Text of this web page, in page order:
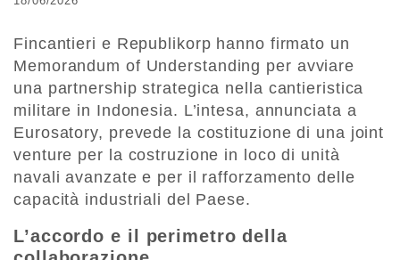
Fincantieri e Republikorp hanno firmato un
Memorandum of Understanding per avviare
una partnership strategica nella cantieristica
militare in Indonesia. L’intesa, annunciata a
Eurosatory, prevede la costituzione di una joint
venture per la costruzione in loco di unità
navali avanzate e per il rafforzamento delle
capacità industriali del Paese.
L’accordo e il perimetro della